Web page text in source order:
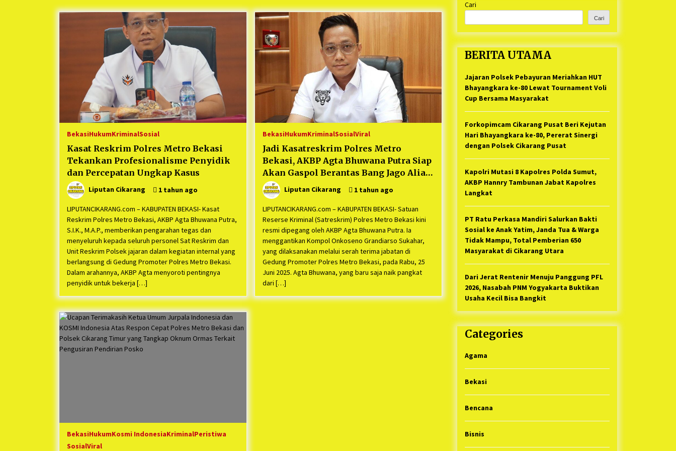
Berjalan Sukses
5 bulan ago
Mekaar
1 tahun ago
Sebelum Waktunya
1 tahun ago
Kartini Penggerak Lingkungan dari
Sampah Bukit Berlian
1 tahun ago
PNM Berangkatkan Ratusan Peserta
: Mudik Aman Sampai Tujuan BUMN
2025
1 tahun ago
Indonesia Gilang Bayu Nugraha,
S.H, Ucapkan Terimakasih Atas
Support Camat Kedungwaringin
Memberikan Logistik Ke Posko
1 tahun ago
Ucapan Terimakasih Ketua Umum
Jurpala Indonesia dan KOSMI
Indonesia Atas Respon Cepat Polres
Metro Bekasi dan Polsek Cikarang
Timur yang Tangkap Oknum Ormas
Terkait Pengusiran Pendirian Posko
1 tahun ago
Kodim 0509 Kabupaten Bekasi
Terima 20 Perahu Bantuan Dari
Panglima TNI
1 tahun ago
Jelang Ramadhan, Kecamatan
Cikarang Pusat Gelar STQ ke-VII
1 tahun ago
BekasiHukumKriminalSosial
Kasat Reskrim Polres Metro Bekasi
Tekankan Profesionalisme Penyidik
dan Percepatan Ungkap Kasus
Liputan Cikarang 1 tahun ago
LIPUTANCIKARANG.com – KABUPATEN BEKASI- Kasat
Reskrim Polres Metro Bekasi, AKBP Agta Bhuwana Putra,
S.I.K., M.A.P., memberikan pengarahan tegas dan
menyeluruh kepada seluruh personel Sat Reskrim dan
Unit Reskrim Polsek jajaran dalam kegiatan internal yang
berlangsung di Gedung Promoter Polres Metro Bekasi.
Dalam arahannya, AKBP Agta menyoroti pentingnya
penyidik untuk bekerja […]
BekasiHukumKriminalSosialViral
Jadi Kasatreskrim Polres Metro
Bekasi, AKBP Agta Bhuwana Putra Siap
Akan Gaspol Berantas Bang Jago Alias
Premanisme
Liputan Cikarang 1 tahun ago
LIPUTANCIKARANG.com – KABUPATEN BEKASI- Satuan
Reserse Kriminal (Satreskrim) Polres Metro Bekasi kini
resmi dipegang oleh AKBP Agta Bhuwana Putra. Ia
menggantikan Kompol Onkoseno Grandiarso Sukahar,
yang dilaksanakan melalui serah terima jabatan di
Gedung Promoter Polres Metro Bekasi, pada Rabu, 25
Juni 2025. Agta Bhuwana, yang baru saja naik pangkat
dari […]
BekasiHukumKosmi IndonesiaKriminalPeristiwa
SosialViral
Cari
Cari
BERITA UTAMA
Jajaran Polsek Pebayuran Meriahkan HUT
Bhayangkara ke-80 Lewat Tournament Voli
Cup Bersama Masyarakat
Forkopimcam Cikarang Pusat Beri Kejutan
Hari Bhayangkara ke-80, Pererat Sinergi
dengan Polsek Cikarang Pusat
Kapolri Mutasi 8 Kapolres Polda Sumut,
AKBP Hannry Tambunan Jabat Kapolres
Langkat
PT Ratu Perkasa Mandiri Salurkan Bakti
Sosial ke Anak Yatim, Janda Tua & Warga
Tidak Mampu, Total Pemberian 650
Masyarakat di Cikarang Utara
Dari Jerat Rentenir Menuju Panggung PFL
2026, Nasabah PNM Yogyakarta Buktikan
Usaha Kecil Bisa Bangkit
Categories
Agama
Bekasi
Bencana
Bisnis